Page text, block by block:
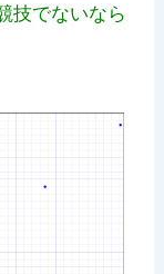
技でないなら